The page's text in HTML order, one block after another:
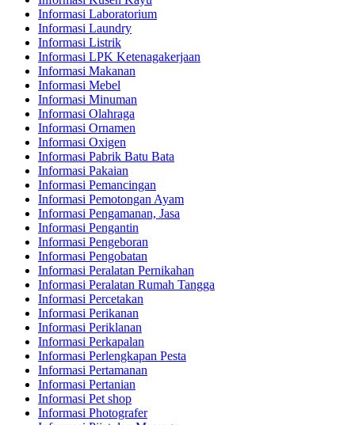
Informasi Laboratorium
Informasi Laundry
Informasi Listrik
Informasi LPK Ketenagakerjaan
Informasi Makanan
Informasi Mebel
Informasi Minuman
Informasi Olahraga
Informasi Ornamen
Informasi Oxigen
Informasi Pabrik Batu Bata
Informasi Pakaian
Informasi Pemancingan
Informasi Pemotongan Ayam
Informasi Pengamanan, Jasa
Informasi Pengantin
Informasi Pengeboran
Informasi Pengobatan
Informasi Peralatan Pernikahan
Informasi Peralatan Rumah Tangga
Informasi Percetakan
Informasi Perikanan
Informasi Periklanan
Informasi Perkapalan
Informasi Perlengkapan Pesta
Informasi Pertamanan
Informasi Pertanian
Informasi Pet shop
Informasi Photografer